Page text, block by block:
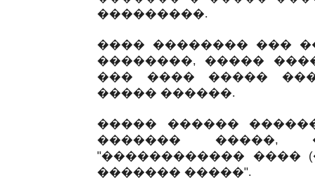
���������.
���� �������� ���
��������, �����
��� ���� �����
����� ������.
����� ������
������� �����,
"������������ ����
������� �����".